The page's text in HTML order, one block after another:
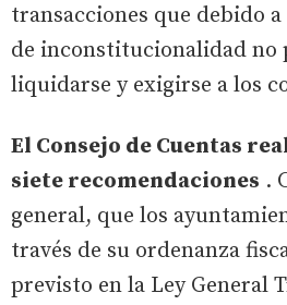
transacciones que debido
de inconstitucionalidad no
liquidarse y exigirse a los
El Consejo de Cuentas
siete recomendaciones .
general, que los
través de su ordenanza
previsto en la Ley General